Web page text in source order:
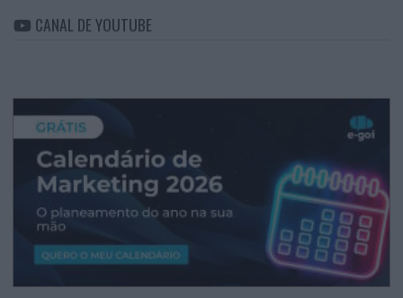
CANAL DE YOUTUBE